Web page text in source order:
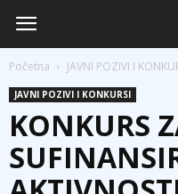
Početna JAVNI POZIVI I
JAVNI POZIVI I KONKURSI
KONKURS